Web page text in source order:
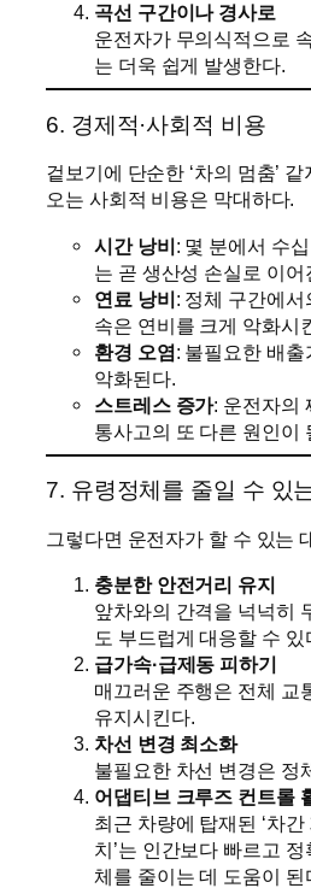
곡선 구간이나 경사로
운전자가 무의식적으로
는 더욱 쉽게 발생한다.
6. 경제적·사회적 비용
겉보기에 단순한 ‘차의 멈춤’
오는 사회적 비용은 막대하다.
시간 낭비: 몇 분에서 수
는 곧 생산성 손실로 이어
연료 낭비: 정체 구간에
속은 연비를 크게 악화시
환경 오염: 불필요한 배
악화된다.
스트레스 증가: 운전자의
통사고의 또 다른 원인이
7. 유령정체를 줄일 수 있
그렇다면 운전자가 할 수 있는
충분한 안전거리 유지
앞차와의 간격을 넉넉히
도 부드럽게 대응할 수 있
급가속·급제동 피하기
매끄러운 주행은 전체 교
유지시킨다.
차선 변경 최소화
불필요한 차선 변경은 정
어댑티브 크루즈 컨트롤
최근 차량에 탑재된 ‘차
치’는 인간보다 빠르고
체를 줄이는 데 도움이 된